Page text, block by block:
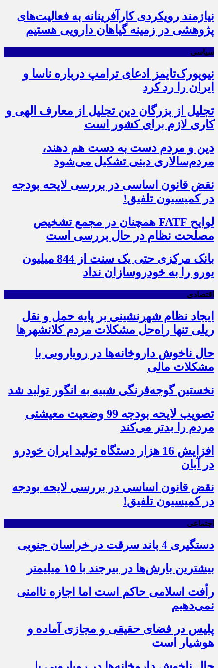
نیازمند رویکردی کارآفرینانه به فعالیت‌های
پژوهشی در زمینه گیاهان دارویی هستیم
سیاسی
نیویورک‌تایمز ادعای ترامپ درباره ناسا و
ایران را رد کرد
تجلیل از بزرگان دین تجلیل از معارف الهی و
کاری لازم برای کشور است
دین و مردم دست به‌ دست هم دهند،
مردم‌سالاری دینی تشکیل می‌شود
نقض قانون اساسی در بررسی لایحه بودجه
در کمیسیون تلفیق!
لوایح FATF همچنان در مجمع تشخیص
مصلحت نظام در حال بررسی است
بانک مرکزی حتی یک سنت از 844 میلیون
یورو را به خودروسازان نداد
اقتصادی
ایجاد نظام شهرنشینی بر پایه حمل و نقل
ریلی تنها راه‌حل مشکلات مردم کلانشهرها
حال ناخوش داروخانه‌ها در رویارویی با
مشکلات مالی
نخستین گوجه‌فرنگی شبیه به انگور تولید شد
تصویب لایحه بودجه 99 وضعیت معیشتی
مردم را بدتر می‌کند
افزایش 16 هزار دستگاه تولید ایران خودرو
در آبان
نقض قانون اساسی در بررسی لایحه بودجه
در کمیسیون تلفیق!
اجتماعی
دستگیری 4 باند سرقت در خراسان جنوبی
بیشترین بارش‌ها در بیرجند با ۱۵ میلیمتر
رأفت اسلامی حاکم است اما اجازه ناامنی
نمی‌دهیم
پلیس در فضای حقیقی و مجازی آماده و
هوشیار است